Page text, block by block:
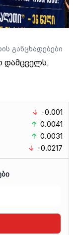
განცხადებები
დამცველს,
-0.001
0.0041
0.0031
-0.0217